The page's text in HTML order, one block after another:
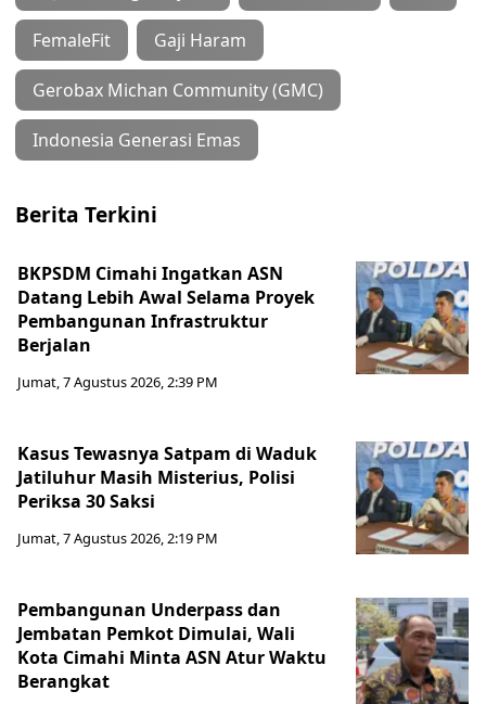
FemaleFit Gaji Haram
Gerobax Michan Community (GMC)
Indonesia Generasi Emas
Berita Terkini
BKPSDM Cimahi Ingatkan ASN
Datang Lebih Awal Selama Proyek
Pembangunan Infrastruktur
Berjalan
Jumat, 7 Agustus 2026, 2:39 PM
Kasus Tewasnya Satpam di Waduk
Jatiluhur Masih Misterius, Polisi
Periksa 30 Saksi
Jumat, 7 Agustus 2026, 2:19 PM
Pembangunan Underpass dan
Jembatan Pemkot Dimulai, Wali
Kota Cimahi Minta ASN Atur Waktu
Berangkat